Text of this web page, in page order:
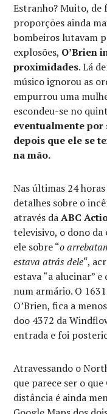
Estranho? Muito, de
proporções ainda
bombeiros lutavam
explosões, O’Brien
proximidades. Lá
músico ignorou as
empurrou uma
escondeu-se no
eventualmente por
depois que ele se
na mão.
Nas últimas 24
detalhes sobre o
através daABC
televisivo, o dono da
ele sobre “o
estava atrás dele“,
estava “a alucinar”
num armário. O
O’Brien, fica a
doo 4372 da
entrada e foi
Atravessando o
que parece ser o
distância é ainda